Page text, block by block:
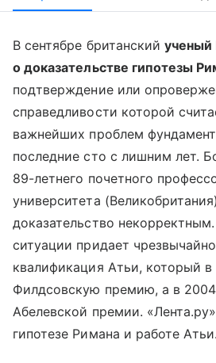
В сентябре британскийученый
о доказательстве гипотезы
подтверждение или
справедливости которой
важнейших проблем
последние сто с лишним лет.
89-летнего почетного
университета
доказательство
ситуации придает
квалификация Атьи, который в
Филдсовскую премию, а в 2004
Абелевской премии.
гипотезе Римана и работе Атьи.